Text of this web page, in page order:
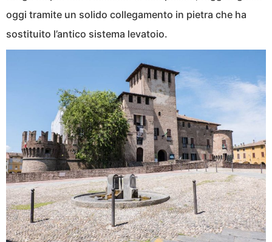
oggi tramite un solido collegamento in pietra che ha
sostituito l’antico sistema levatoio.